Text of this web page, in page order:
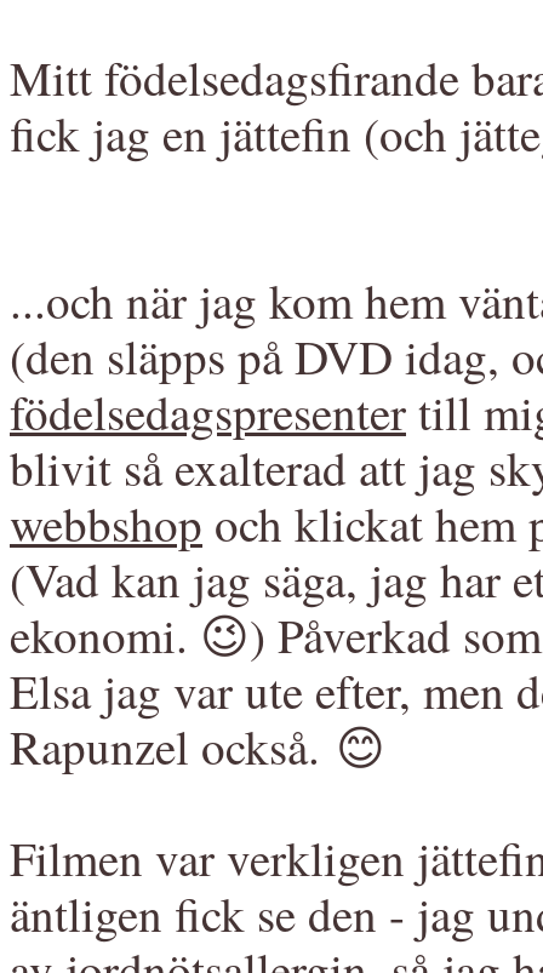
Mitt födelsedagsfirande
fick jag en jättefin (och
...och när jag kom hem
(den släpps på DVD idag,
födelsedagspresentertill
blivit så exalterad att jag
webbshop och klickat hem
(Vad kan jag säga, jag har
ekonomi. 😉) Påverkad
Elsa jag var ute efter, men
Rapunzel också. 😊
Filmen var verkligen
äntligen fick se den - jag